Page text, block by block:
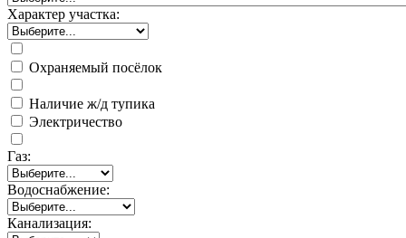
Характер участка:
Охраняемый посёлок
Наличие ж/д тупика
Электричество
Газ:
Водоснабжение:
Канализация: